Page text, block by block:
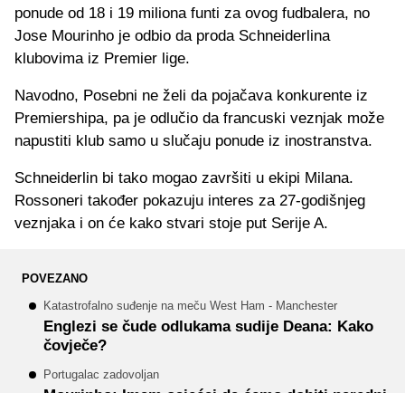
ponude od 18 i 19 miliona funti za ovog fudbalera, no
Jose Mourinho je odbio da proda Schneiderlina
klubovima iz Premier lige.
Navodno, Posebni ne želi da pojačava konkurente iz
Premiershipa, pa je odlučio da francuski veznjak može
napustiti klub samo u slučaju ponude iz inostranstva.
Schneiderlin bi tako mogao završiti u ekipi Milana.
Rossoneri također pokazuju interes za 27-godišnjeg
veznjaka i on će kako stvari stoje put Serije A.
POVEZANO
Katastrofalno suđenje na meču West Ham - Manchester
Englezi se čude odlukama sudije Deana: Kako
čovječe?
Portugalac zadovoljan